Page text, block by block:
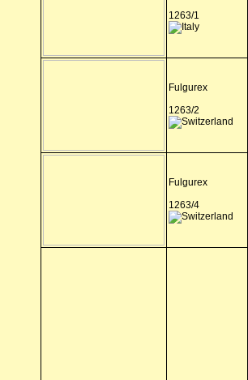
1263/1
Fulgurex
1263/2
Fulgurex
1263/4